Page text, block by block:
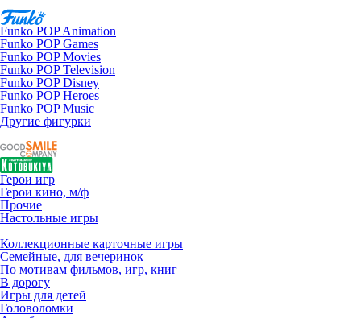
Funko POP Animation
Funko POP Games
Funko POP Movies
Funko POP Television
Funko POP Disney
Funko POP Heroes
Funko POP Music
Другие фигурки
Герои игр
Герои кино, м/ф
Прочие
Настольные игры
Коллекционные карточные игры
Семейные, для вечеринок
По мотивам фильмов, игр, книг
В дорогу
Игры для детей
Головоломки